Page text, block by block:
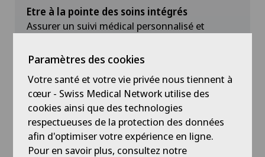
Etre à la pointe des soins intégrés
Assurer un suivi médical personnalisé et
santé global du patient en collaboration avec
partenaires.
Garantir des prestations de qualité à toute
la population
Apporter le bon soin au bon moment, au bon
endroit et par la bonne personne.
Voir plus
Paramètres des cookies
Votre santé et votre vie privée nous tiennent à
cœur - Swiss Medical Network utilise des
cookies ainsi que des technologies
respectueuses de la protection des données
afin d'optimiser votre expérience en ligne.
Pour en savoir plus, consultez notre